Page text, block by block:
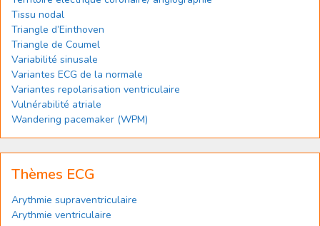
Tissu nodal
Triangle d’Einthoven
Triangle de Coumel
Variabilité sinusale
Variantes ECG de la normale
Variantes repolarisation ventriculaire
Vulnérabilité atriale
Wandering pacemaker (WPM)
Thèmes ECG
Arythmie supraventriculaire
Arythmie ventriculaire